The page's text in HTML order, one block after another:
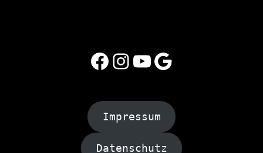
Facebook
Instagram
YouTube
Google
Impressum
Datenschutz